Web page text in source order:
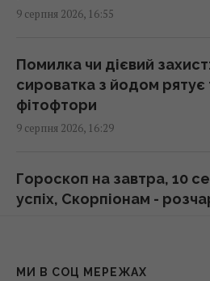
16:36 неділя, 09 серпня 2026
Експерти радять
сном: для чого це
16:26 неділя, 09 серпня 2026
оцінив загрозу та
16:09 неділя, 09 серпня 2026
виявитися марною
9 серпня 2026, 16:55
Помилка чи дієвий
сироватка з йодом рятує
фітофтори
9 серпня 2026, 16:29
Гороскоп на завтра, 10
успіх, Скорпіонам -
Народжені у конкретні
МИ В СОЦ МЕРЕЖАХ